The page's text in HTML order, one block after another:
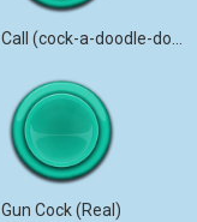
Gun Cock (Real)